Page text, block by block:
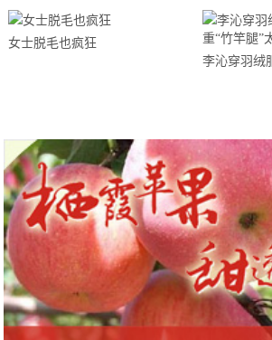
女士脱毛也疯狂
李沁穿羽绒